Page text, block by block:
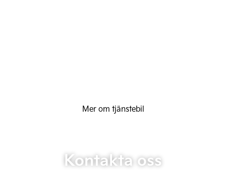
Mer om tjänstebil
Kontakta oss